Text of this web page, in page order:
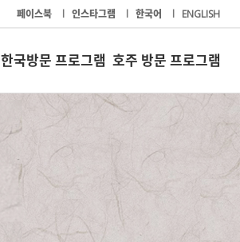
페이스북 l 인스타그램 l 한국어 l ENGLISH
한국방문 프로그램 호주 방문 프로그램